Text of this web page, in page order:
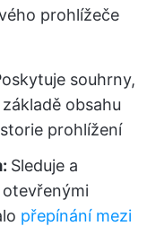
prohlížeče
souhrny,
obsahu
prohlížení
Sleduje a
přepínání mezi